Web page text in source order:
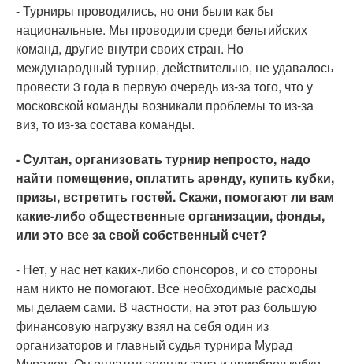
- Турниры проводились, но они были как бы
национальные. Мы проводили среди бельгийских
команд, другие внутри своих стран. Но
международный турнир, действительно, не удавалось
провести 3 года в первую очередь из-за того, что у
московской команды возникали проблемы то из-за
виз, то из-за состава команды.
- Султан, организовать турнир непросто, надо
найти помещение, оплатить аренду, купить кубки,
призы, встретить гостей. Скажи, помогают ли вам
какие-либо общественные организации, фонды,
или это все за свой собственный счет?
- Нет, у нас нет каких-либо спонсоров, и со стороны
нам никто не помогают. Все необходимые расходы
мы делаем сами. В частности, на этот раз большую
финансовую нагрузку взял на себя один из
организаторов и главный судья турнира Мурад